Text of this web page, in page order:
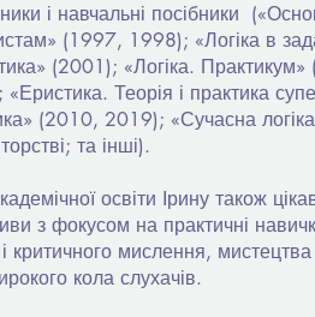
і навчальні посібники
(1997, 1998); «Логіка в
(2001); «Логіка.
Теорія і практика
(2010, 2019); «Сучасна
та інші).
освіти Ірину також
з фокусом на практичні
і критичного мислення,
кола слухачів.